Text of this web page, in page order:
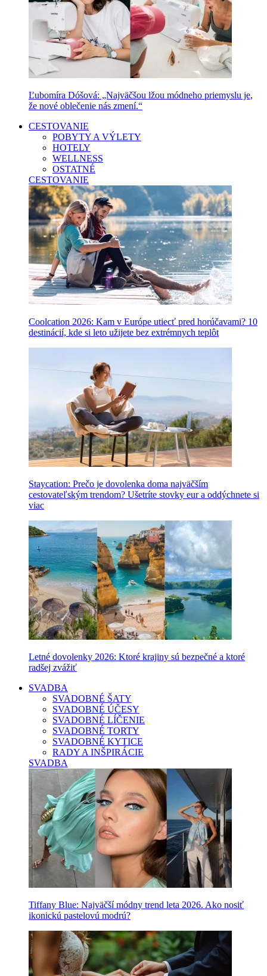
Ľubomíra Dóšová: „Najväčšou lžou módneho priemyslu je,
že nové oblečenie nás zmení.“
CESTOVANIE
POBYTY A VÝLETY
HOTELY
WELLNESS
OSTATNÉ
CESTOVANIE
Coolcation 2026: Kam v Európe utiecť pred horúčavami? 10
destinácií, kde si leto užijete bez extrémnych teplôt
Staycation: Prečo je dovolenka doma najväčším
cestovateľským trendom? Ušetríte stovky eur a oddýchnete si
viac
Letné dovolenky 2026: Ktoré krajiny sú bezpečné a ktoré
radšej zvážiť
SVADBA
SVADOBNÉ ŠATY
SVADOBNÉ ÚČESY
SVADOBNÉ LÍČENIE
SVADOBNÉ TORTY
SVADOBNÉ KYTICE
RADY A INŠPIRÁCIE
SVADBA
Tiffany Blue: Najväčší módny trend leta 2026. Ako nosiť
ikonickú pastelovú modrú?